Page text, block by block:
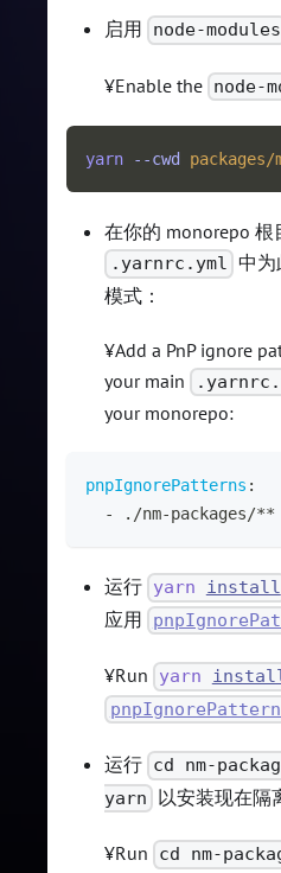
启用 node-modules
¥Enable the node-
yarn --cwd packages/
在你的 monorepo 根
.yarnrc.yml 中为
模式：
¥Add a PnP ignore
your main
your monorepo:
pnpIgnorePatterns :
-
./nm-packages/**
运行 yarn install
应用
¥Run yarn
运行 cd nm-
yarn 以安装现在隔
¥Run cd nm-